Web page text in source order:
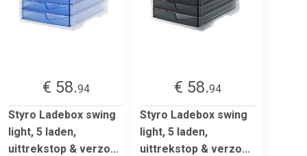
€ 58.94
Styro Ladebox swing
light, 5 laden,
uittrekstop & verzo...
€ 58.94
Styro Ladebox swing
light, 5 laden,
uittrekstop & verzo...